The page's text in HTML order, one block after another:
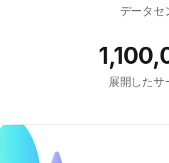
データセ
展開したサ